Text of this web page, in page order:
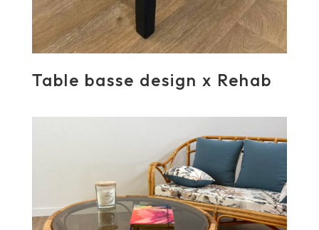
Table basse design x Rehab